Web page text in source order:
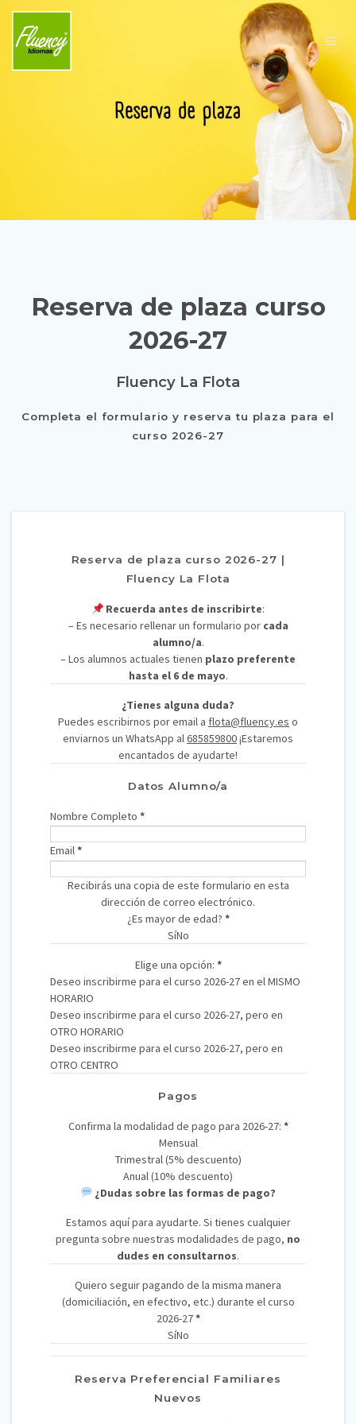
Reserva de plaza curso
2026-27
Fluency La Flota
Completa el formulario y reserva tu plaza para el
curso 2026-27
Reserva de plaza curso 2026-27 |
Fluency La Flota
Recuerda antes de inscribirte:
– Es necesario rellenar un formulario por cada
alumno/a.
– Los alumnos actuales tienen plazo preferente
hasta el 6 de mayo.
¿Tienes alguna duda?
Puedes escribirnos por email a flota@fluency.es o
enviarnos un WhatsApp al685859800¡Estaremos
encantados de ayudarte!
Datos Alumno/a
Nombre Completo *
Email*
Recibirás una copia de este formulario en esta
dirección de correo electrónico.
¿Es mayor de edad? *
SíNo
Elige una opción: *
Deseo inscribirme para el curso 2026-27 en el MISMO
HORARIO
Deseo inscribirme para el curso 2026-27, pero en
OTRO HORARIO
Deseo inscribirme para el curso 2026-27, pero en
OTRO CENTRO
Pagos
Confirma la modalidad de pago para 2026-27: *
Mensual
Trimestral (5% descuento)
Anual (10% descuento)
¿Dudas sobre las formas de pago?
Estamos aquí para ayudarte. Si tienes cualquier
pregunta sobre nuestras modalidades de pago, no
dudes en consultarnos.
Quiero seguir pagando de la misma manera
(domiciliación, en efectivo, etc.) durante el curso
2026-27*
SíNo
Reserva Preferencial Familiares
Nuevos